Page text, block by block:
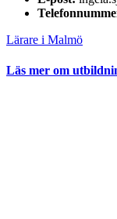
Lärare i Malmö
Läs mer om